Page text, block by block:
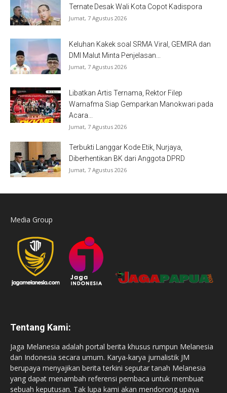
Ternate Desak Wali Kota Copot Kadispora
Jumat, 7 Agustus 2026
Keluhan Kakek soal SRMA Viral, GEMIRA dan
DMI Malut Minta Penjelasan...
Jumat, 7 Agustus 2026
Libatkan Artis Ternama, Rektor Filep
Wamafma Siap Gemparkan Manokwari pada
Acara...
Jumat, 7 Agustus 2026
Terbukti Langgar Kode Etik, Nurjaya,
Diberhentikan BK dari Anggota DPRD
Jumat, 7 Agustus 2026
Media Group
Tentang Kami:
Jaga Melanesia adalah portal berita khusus rumpun Melanesia
dan Indonesia secara umum. Karya-karya jurnalistik JM
berupaya menyajikan berita terkini seputar tanah Melanesia
yang dapat menambah referensi pembaca untuk membuat
sebuah keputusan. Tak lupa kami akan mendorong upaya